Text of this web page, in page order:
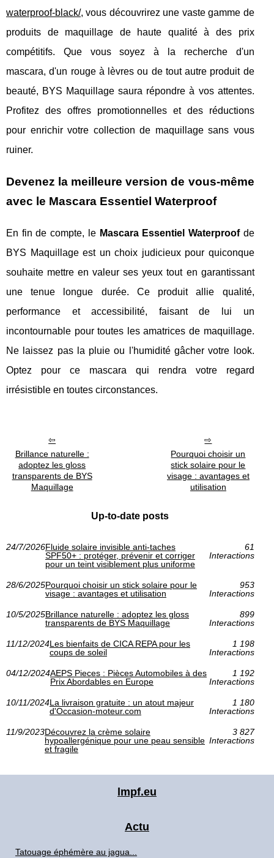
waterproof-black/, vous découvrirez une vaste gamme de
produits de maquillage de haute qualité à des prix
compétitifs. Que vous soyez à la recherche d'un
mascara, d'un rouge à lèvres ou de tout autre produit de
beauté, BYS Maquillage saura répondre à vos attentes.
Profitez des offres promotionnelles et des réductions
pour enrichir votre collection de maquillage sans vous
ruiner.
Devenez la meilleure version de vous-même
avec le Mascara Essentiel Waterproof
En fin de compte, le Mascara Essentiel Waterproofde
BYS Maquillage est un choix judicieux pour quiconque
souhaite mettre en valeur ses yeux tout en garantissant
une tenue longue durée. Ce produit allie qualité,
performance et accessibilité, faisant de lui un
incontournable pour toutes les amatrices de maquillage.
Ne laissez pas la pluie ou l'humidité gâcher votre look.
Optez pour ce mascara qui rendra votre regard
irrésistible en toutes circonstances.
Brillance naturelle :
adoptez les gloss
transparents de BYS
Maquillage
Pourquoi choisir un
stick solaire pour le
visage : avantages et
utilisation
Up-to-date posts
24/7/2026Fluide solaire invisible anti‑taches
SPF50+ : protéger, prévenir et corriger
pour un teint visiblement plus uniforme
61
Interactions
28/6/2025Pourquoi choisir un stick solaire pour le
visage : avantages et utilisation
953
Interactions
10/5/2025Brillance naturelle : adoptez les gloss
transparents de BYS Maquillage
899
Interactions
11/12/2024Les bienfaits de CICA REPA pour les
coups de soleil
1 198
Interactions
04/12/2024AEPS Pieces : Pièces Automobiles à des
Prix Abordables en Europe
1 192
Interactions
10/11/2024La livraison gratuite : un atout majeur
d'Occasion-moteur.com
1 180
Interactions
11/9/2023Découvrez la crème solaire
hypoallergénique pour une peau sensible
et fragile
3 827
Interactions
lmpf.eu
Actu
Tatouage éphémère au jagua...